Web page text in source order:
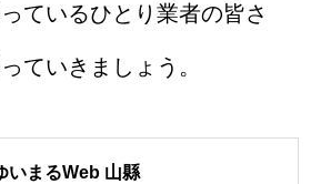
ているひとり業者の皆さ
ていきましょう。
いまるWeb 山縣